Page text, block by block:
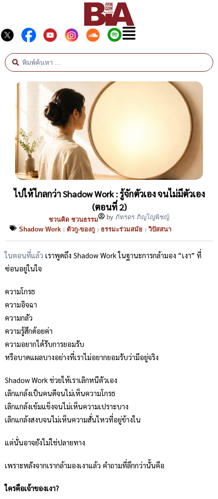
ไปให้ไกลกว่า Shadow Work : รู้จักตัวเอง จนไม่มีตัวเอง
(ตอนที่ 2)
ชวนคิด ชวนธรรม by ภัทรดร ภิญโญพิชญ์
Shadow Work | ตัวกู-ของกู | ธรรมะร่วมสมัย | วิปัสสนา
ในตอนที่แล้ว เราพูดถึง Shadow Work ในฐานะการกล้ามอง “เงา” ที่
ซ่อนอยู่ในใจ
ความโกรธ
ความอิจฉา
ความกลัว
ความรู้สึกด้อยค่า
ความอยากได้รับการยอมรับ
หรือบาดแผลบางอย่างที่เราไม่อยากยอมรับว่ามีอยู่จริง
Shadow Work ช่วยให้เราเลิกหนีตัวเอง
เลิกแกล้งเป็นคนดีจนไม่เห็นความโกรธ
เลิกแกล้งเข้มแข็งจนไม่เห็นความเปราะบาง
เลิกแกล้งสงบจนไม่เห็นความสั่นไหวที่อยู่ข้างใน
แต่นั่นอาจยังไม่ใช่ปลายทาง
เพราะหลังจากเรากล้ามองเงาแล้ว คำถามที่ลึกกว่านั้นคือ
ใครคือเจ้าของเงา?